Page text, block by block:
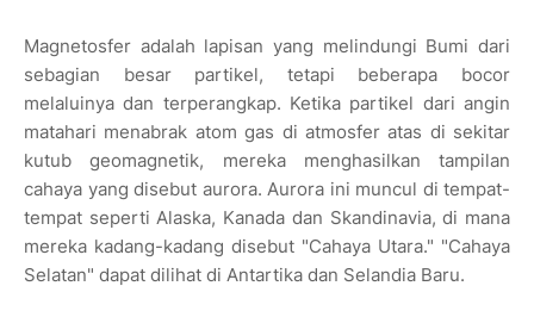
Magnetosfer adalah lapisan yang melindungi Bumi dari
sebagian besar partikel, tetapi beberapa bocor
melaluinya dan terperangkap. Ketika partikel dari angin
matahari menabrak atom gas di atmosfer atas di sekitar
kutub geomagnetik, mereka menghasilkan tampilan
cahaya yang disebut aurora. Aurora ini muncul di tempat-
tempat seperti Alaska, Kanada dan Skandinavia, di mana
mereka kadang-kadang disebut "Cahaya Utara." "Cahaya
Selatan" dapat dilihat di Antartika dan Selandia Baru.